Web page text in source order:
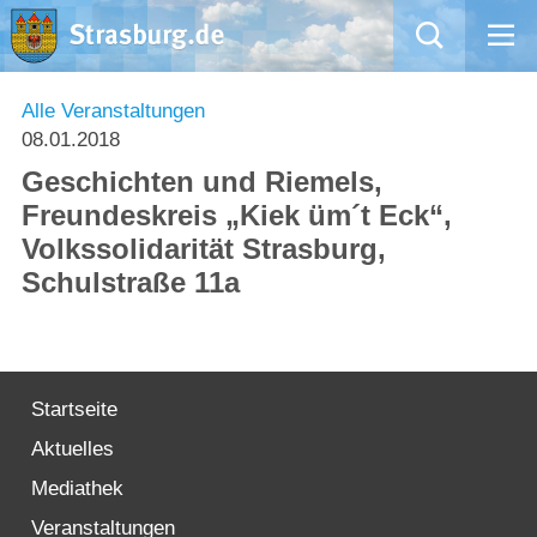
Mängelmeldung
Rathaus
Natur – Kultur – Tourismus
Willkommen in Strasburg (Uckermark)
Alle Veranstaltungen
08.01.2018
Geschichten und Riemels,
Freundeskreis „Kiek üm´t Eck“,
Volkssolidarität Strasburg,
Schulstraße 11a
Startseite
Aktuelles
Mediathek
Veranstaltungen